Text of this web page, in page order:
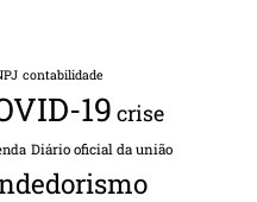
contabilidade
19 crise
Diário oficial da união